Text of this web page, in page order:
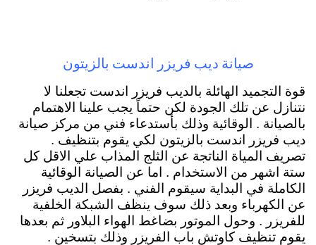
صيانة ديب فريزر اندست بالزيتون
قوة التجميد الهائلة بالديب فريزر اندست تجعلنا لا
نتنازل عن تلك الجودة لكن حتماً يجب علينا الاهتمام
بالصيانة . الوقائية وذلك بأستدعاء فني من مركز صيانة
ديب فريزر اندست بالزيتون لكي يقوم بتنظيف .
تصريف المياة الناتجة عن الثلج المذاب علي الاقل كل
ستة اشهر من الاستخدام . اما عن الصيانة الوقائية
الكاملة في البداية سيقوم الفني . بفصل الديب فريزر
عن الكهرباء وبعد ذلك سوف ينظف الشبكة الخلفية
للفريزر . وحول الموتور بضاغط الهواء البلاور ثم بعدها
يقوم تنظيف كاوتش باب الفريزر وذلك بتسخين .